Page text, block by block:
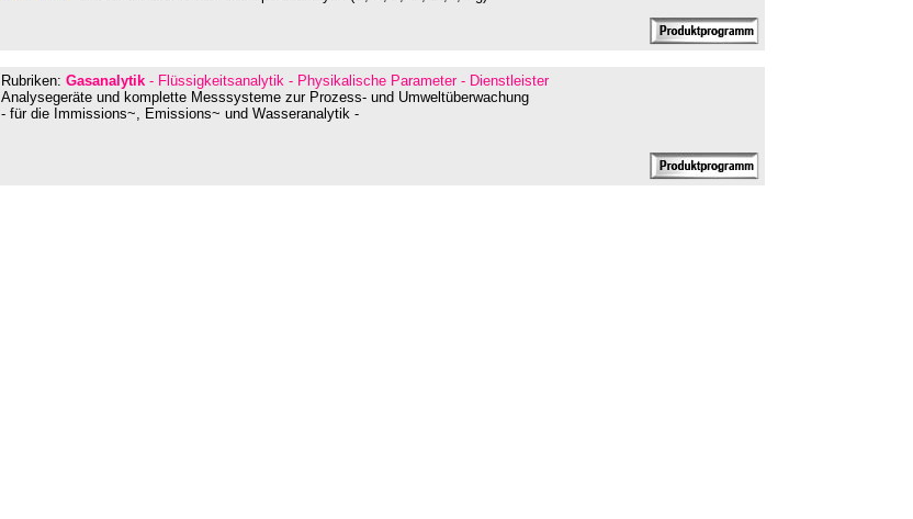
Rubriken: Gasanalytik - Flüssigkeitsanalytik - Physikalische Parameter - Dienstleister
Analysegeräte und komplette Messsysteme zur Prozess- und Umweltüberwachung
- für die Immissions~, Emissions~ und Wasseranalytik -